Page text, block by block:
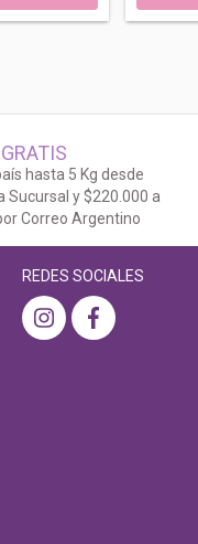
hasta 5 Kg desde
Sucursal y $220.000 a
Correo Argentino
REDES SOCIALES